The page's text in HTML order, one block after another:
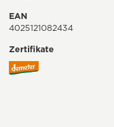
EAN
4025121082434
Zertifikate